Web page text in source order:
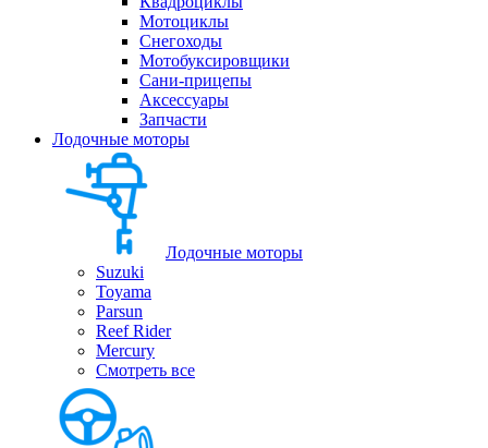
Мотоциклы
Снегоходы
Мотобуксировщики
Сани-прицепы
Аксессуары
Запчасти
Лодочные моторы
Лодочные моторы
Suzuki
Toyama
Parsun
Reef Rider
Mercury
Смотреть все